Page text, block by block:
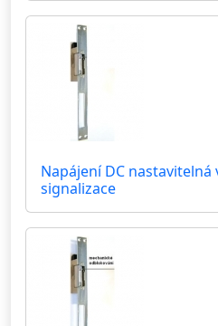
Napájení DC nastavitelná
signalizace